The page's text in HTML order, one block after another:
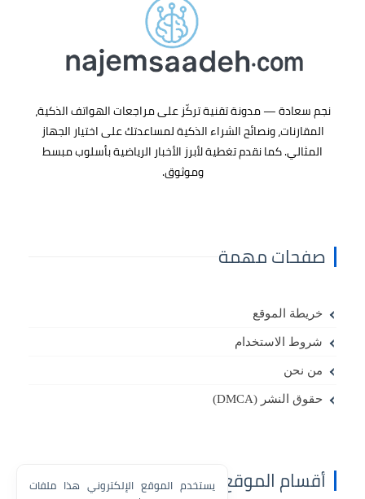
نجم سعادة— مدونة تقنية تركّز علىمراجعات الهواتف الذكية،
المقارنات، ونصائح الشراء الذكية لمساعدتك على اختيار الجهاز
المثالي. كما نقدم تغطية لأبرزالأخبار الرياضيةبأسلوب مبسط
وموثوق.
صفحات مهمة
خريطة الموقع
شروط الاستخدام
من نحن
حقوق النشر (DMCA)
أقسام الموقع
يستخدم الموقع الإلكتروني هذا ملفات